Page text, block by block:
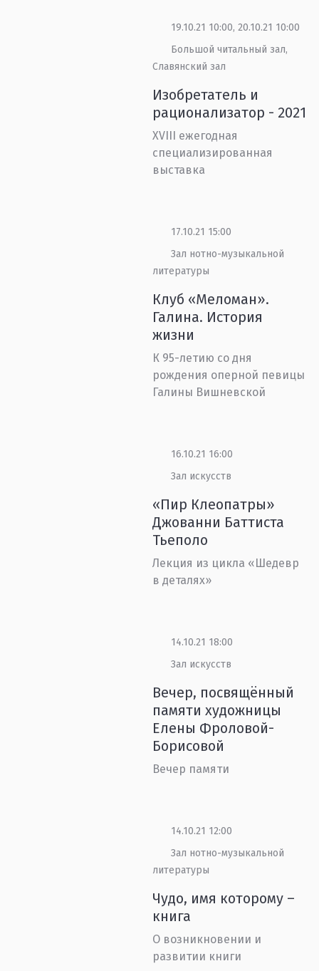
19.10.21 10:00, 20.10.21 10:00
Большой читальный зал,
Славянский зал
Изобретатель и
рационализатор - 2021
XVIII ежегодная
специализированная
выставка
17.10.21 15:00
Зал нотно-музыкальной
литературы
Клуб «Меломан».
Галина. История
жизни
К 95-летию со дня
рождения оперной певицы
Галины Вишневской
16.10.21 16:00
Зал искусств
«Пир Клеопатры»
Джованни Баттиста
Тьеполо
Лекция из цикла «Шедевр
в деталях»
14.10.21 18:00
Зал искусств
Вечер, посвящённый
памяти художницы
Елены Фроловой-
Борисовой
Вечер памяти
14.10.21 12:00
Зал нотно-музыкальной
литературы
Чудо, имя которому –
книга
О возникновении и
развитии книги